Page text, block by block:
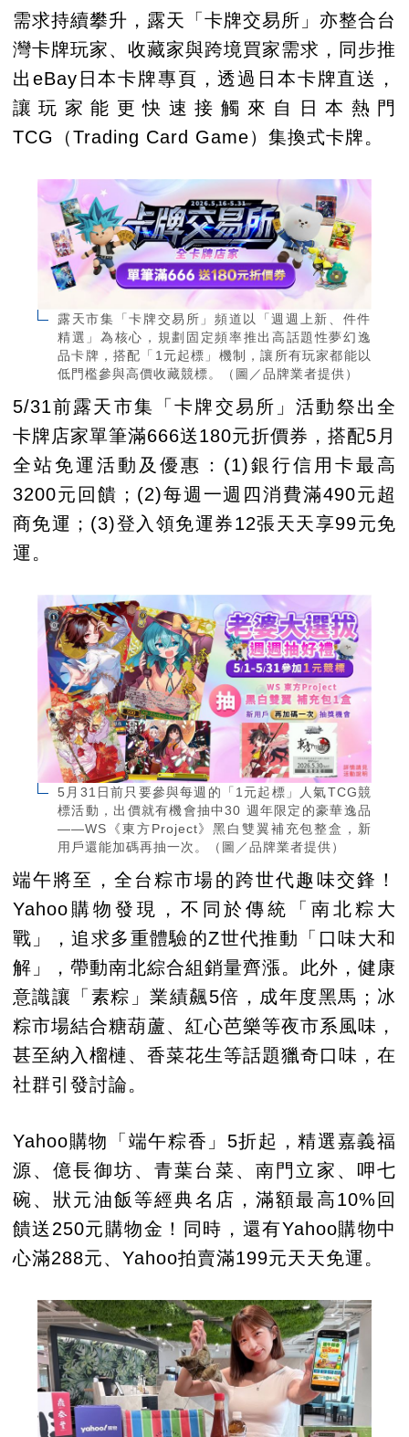
需求持續攀升，露天「卡牌交易所」亦整合台
灣卡牌玩家、收藏家與跨境買家需求，同步推
出eBay日本卡牌專頁，透過日本卡牌直送，
讓玩家能更快速接觸來自日本熱門
TCG（Trading Card Game）集換式卡牌。
露天市集「卡牌交易所」頻道以「週週上新、件件
精選」為核心，規劃固定頻率推出高話題性夢幻逸
品卡牌，搭配「1元起標」機制，讓所有玩家都能以
低門檻參與高價收藏競標。（圖／品牌業者提供）
5/31前露天市集「卡牌交易所」活動祭出全
卡牌店家單筆滿666送180元折價券，搭配5月
全站免運活動及優惠：(1)銀行信用卡最高
3200元回饋；(2)每週一週四消費滿490元超
商免運；(3)登入領免運券12張天天享99元免
運。
5月31日前只要參與每週的「1元起標」人氣TCG競
標活動，出價就有機會抽中30 週年限定的豪華逸品
——WS《東方Project》黑白雙翼補充包整盒，新
用戶還能加碼再抽一次。（圖／品牌業者提供）
端午將至，全台粽市場的跨世代趣味交鋒！
Yahoo購物發現，不同於傳統「南北粽大
戰」，追求多重體驗的Z世代推動「口味大和
解」，帶動南北綜合組銷量齊漲。此外，健康
意識讓「素粽」業績飆5倍，成年度黑馬；冰
粽市場結合糖葫蘆、紅心芭樂等夜市系風味，
甚至納入榴槤、香菜花生等話題獵奇口味，在
社群引發討論。
Yahoo購物「端午粽香」5折起，精選嘉義福
源、億長御坊、青葉台菜、南門立家、呷七
碗、狀元油飯等經典名店，滿額最高10%回
饋送250元購物金！同時，還有Yahoo購物中
心滿288元、Yahoo拍賣滿199元天天免運。